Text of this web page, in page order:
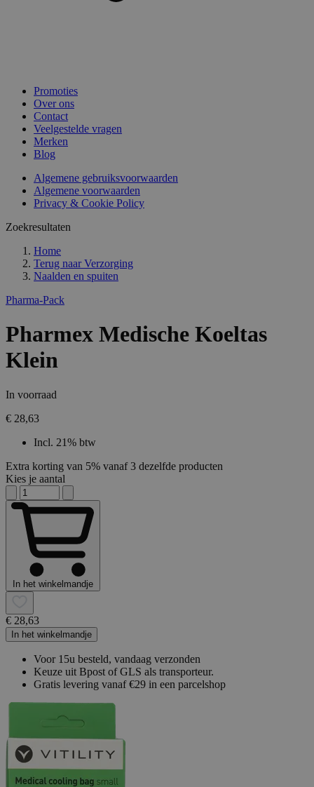
Promoties
Over ons
Contact
Veelgestelde vragen
Merken
Blog
Algemene gebruiksvoorwaarden
Algemene voorwaarden
Privacy & Cookie Policy
Zoekresultaten
Home
Terug naar Verzorging
Naalden en spuiten
Pharma-Pack
Pharmex Medische Koeltas
Klein
In voorraad
€ 28,63
Incl. 21% btw
Extra korting van 5% vanaf 3 dezelfde producten
Kies je aantal
In het winkelmandje
€ 28,63
In het winkelmandje
Voor 15u besteld, vandaag verzonden
Keuze uit Bpost of GLS als transporteur.
Gratis levering vanaf €29 in een parcelshop